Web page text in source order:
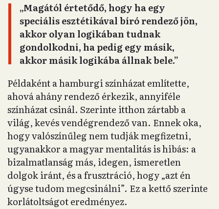
„Magától értetődő, hogy ha egy
speciális esztétikával bíró rendező jön,
akkor olyan logikában tudnak
gondolkodni, ha pedig egy másik,
akkor másik logikába állnak bele.”
Példaként a hamburgi színházat említette,
ahová ahány rendező érkezik, annyiféle
színházat csinál. Szerinte itthon zártabb a
világ, kevés vendégrendező van. Ennek oka,
hogy valószínűleg nem tudják megfizetni,
ugyanakkor a magyar mentalitás is hibás: a
bizalmatlanság más, idegen, ismeretlen
dolgok iránt, és a frusztráció, hogy „azt én
úgyse tudom megcsinálni”. Ez a kettő szerinte
korlátoltságot eredményez.